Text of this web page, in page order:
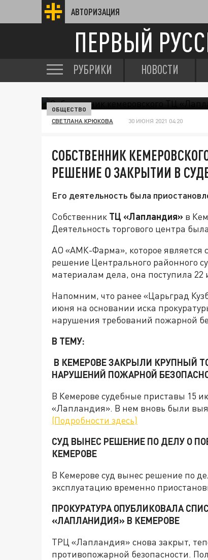
АВТОРИЗАЦИЯ
ПЕРВЫЙ
РУБРИКИ НОВОСТИ
ОБЩЕСТВО
СВЕТЛАНА КРЮКОВА 30 ИЮНЯ 2021 04:20
СОБСТВЕННИК
РЕШЕНИЕ О ЗАКРЫТИИ В
Его деятельность была
Собственник ТЦ «Лапландия» в
Деятельность торгового центра
АО «АМК-Фарма», которое является
решение Центрального районного
материалам дела, она поступила 22
Напомним, что ранее «Царьград
июня на основании иска
нарушения требований пожарной
В ТЕМУ:
В КЕМЕРОВЕ ЗАКРЫЛИ КРУПНЫЙ
НАРУШЕНИЙ ПОЖАРНОЙ
В Кемерове судебные приставы 15
«Лапландия». В нем вновь были
(Подробности здесь)
СУД ВЫНЕС РЕШЕНИЕ ПО ДЕЛУ О
КЕМЕРОВЕ
В Кемерове суд вынес решение по
эксплуатацию временно
ПРОКУРАТУРА ОПУБЛИКОВАЛА
«ЛАПЛАНИДИЯ» В КЕМЕРОВЕ
ТРЦ «Лапландия» снова закрыт,
противопожарной безопасности.